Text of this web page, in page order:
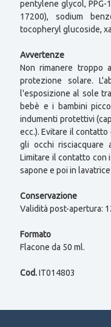
pentylene glycol, PPG-
17200), sodium
tocopheryl glucoside,
Avvertenze
Non rimanere troppo
protezione solare.
l'esposizione al sole
bebè e i bambini
indumenti protettivi
ecc.). Evitare il
gli occhi risciacquare
Limitare il contatto con
sapone e poi in lavatrice
Conservazione
Validità post-apertura:
Formato
Flacone da 50 ml.
Cod.IT014803